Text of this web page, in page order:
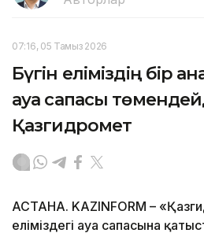
07:16, 05 Тамыз 2026
Бүгін еліміздің бір
ауа сапасы
Қазгидромет
АСТАНА. KAZINFORM –
еліміздегі ауа сапасына